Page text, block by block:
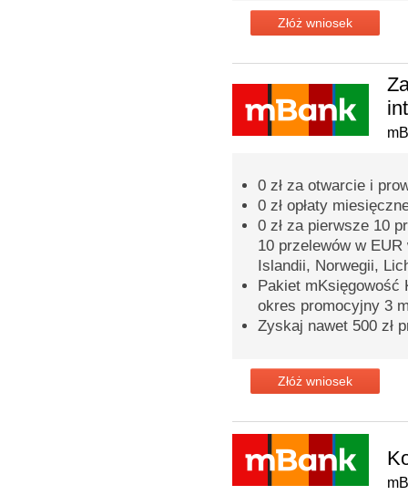
Złóż wniosek
0 zł za otwarcie i
0 zł opłaty
0 zł za pierwsze 10
10 przelewów w
Islandii, Norwegii,
Pakiet mKsięgowość
okres promocyjny 3
Zyskaj nawet 500 zł
Złóż wniosek